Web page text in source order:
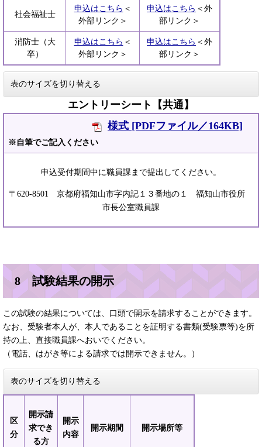
社会福祉士
申込はこちら ＜
外部リンク＞
申込はこちら ＜外
部リンク＞
消防士（大
卒）
申込はこちら ＜
外部リンク＞
申込はこちら ＜外
部リンク＞
表のサイズを切り替える
エントリーシート【共通】
様式 [PDFファイル／164KB]
※自筆でご記入ください
申込受付期間中に職員課まで提出してください。
〒620-8501 京都府福知山市字内記１３番地の１ 福知山市役所
市長公室職員課
8 試験結果の開示
この試験の結果については、口頭で開示を請求することができます。
なお、受験者本人が、本人であることを証明する書類(受験票等)を所
持の上、直接職員課へおいでください。
（電話、はがき等による請求では開示できません。）
表のサイズを切り替える
区
分
開示請
求でき
る方
開示
内容
開示期間 開示場所等